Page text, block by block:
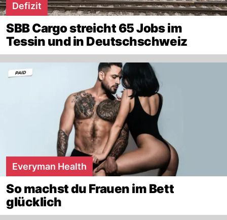
Defizit
SBB Cargo streicht 65 Jobs im
Tessin und in Deutschschweiz
Everyman Health
So machst du Frauen im Bett
glücklich